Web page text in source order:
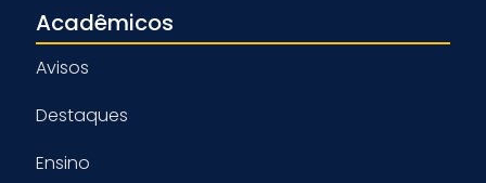
Acadêmicos
Avisos
Destaques
Ensino